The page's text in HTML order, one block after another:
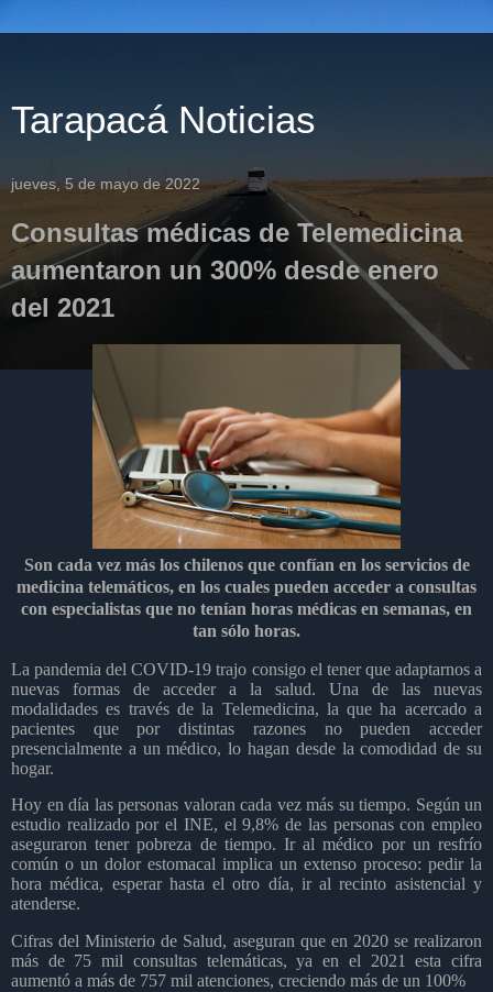
Tarapacá Noticias
jueves, 5 de mayo de 2022
Consultas médicas de Telemedicina
aumentaron un 300% desde enero
del 2021
Son cada vez más los chilenos que confían en los servicios de
medicina telemáticos, en los cuales pueden acceder a consultas
con especialistas que no tenían horas médicas en semanas, en
tan sólo horas.
La pandemia del COVID-19 trajo consigo el tener que adaptarnos a
nuevas formas de acceder a la salud. Una de las nuevas
modalidades es través de la Telemedicina, la que ha acercado a
pacientes que por distintas razones no pueden acceder
presencialmente a un médico, lo hagan desde la comodidad de su
hogar.
Hoy en día las personas valoran cada vez más su tiempo. Según un
estudio realizado por el INE, el 9,8% de las personas con empleo
aseguraron tener pobreza de tiempo. Ir al médico por un resfrío
común o un dolor estomacal implica un extenso proceso: pedir la
hora médica, esperar hasta el otro día, ir al recinto asistencial y
atenderse.
Cifras del Ministerio de Salud, aseguran que en 2020 se realizaron
más de 75 mil consultas telemáticas, ya en el 2021 esta cifra
aumentó a más de 757 mil atenciones, creciendo más de un 100%